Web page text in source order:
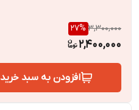
3,300,000
27%
2,400,000
افزودن به سبد خرید